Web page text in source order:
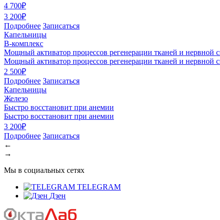
4 700₽
3 200₽
Подробнее Записаться
Капельницы
В-комплекс
Мощный активатор процессов регенерации тканей и нервной
Мощный активатор процессов регенерации тканей и нервной
2 500₽
Подробнее Записаться
Капельницы
Железо
Быстро восстановит при анемии
Быстро восстановит при анемии
3 200₽
Подробнее Записаться
←
→
Мы в социальных сетях
TELEGRAM
Дзен